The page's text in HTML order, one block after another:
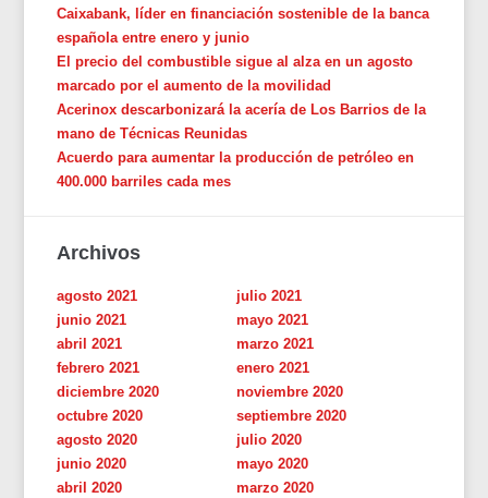
Caixabank, líder en financiación sostenible de la banca
española entre enero y junio
El precio del combustible sigue al alza en un agosto
marcado por el aumento de la movilidad
Acerinox descarbonizará la acería de Los Barrios de la
mano de Técnicas Reunidas
Acuerdo para aumentar la producción de petróleo en
400.000 barriles cada mes
Archivos
agosto 2021
julio 2021
junio 2021
mayo 2021
abril 2021
marzo 2021
febrero 2021
enero 2021
diciembre 2020
noviembre 2020
octubre 2020
septiembre 2020
agosto 2020
julio 2020
junio 2020
mayo 2020
abril 2020
marzo 2020